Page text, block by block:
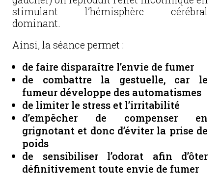
stimulant l’hémisphère cérébral
dominant.
Ainsi, la séance permet :
de faire disparaître l’envie de fumer
de combattre la gestuelle, car le
fumeur développe des automatismes
de limiter le stress et l’irritabilité
d’empêcher de compenser en
grignotant et donc d’éviter la prise de
poids
de sensibiliser l’odorat afin d’ôter
définitivement toute envie de fumer